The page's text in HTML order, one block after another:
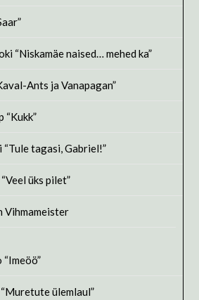
“Niskamäe naised… mehed ka”
Ants ja Vanapagan”
“Kukk”
tagasi, Gabriel!”
üks pilet”
Vihmameister
“Imeöö”
ülemlaul”